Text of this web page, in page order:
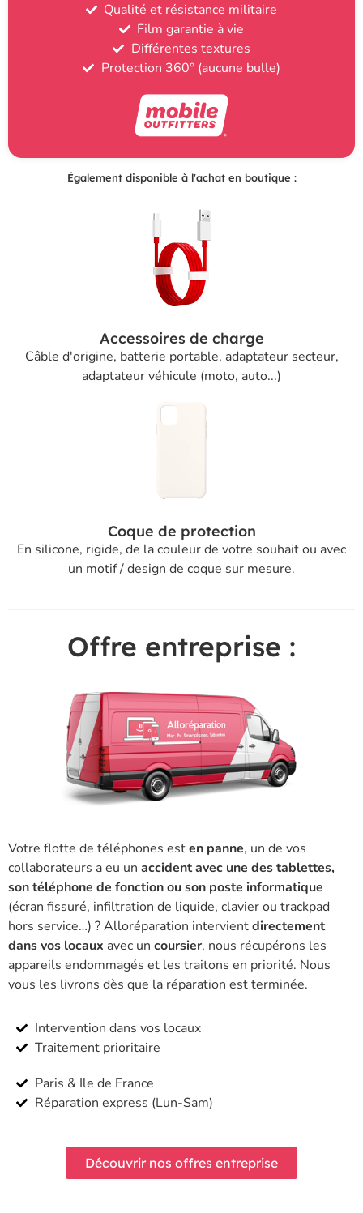
Qualité et résistance militaire
Film garantie à vie
Différentes textures
Protection 360° (aucune bulle)
Également disponible à l'achat en boutique :
Accessoires de charge
Câble d'origine, batterie portable, adaptateur secteur,
adaptateur véhicule (moto, auto...)
Coque de protection
En silicone, rigide, de la couleur de votre souhait ou avec
un motif / design de coque sur mesure.
Offre entreprise :
Votre flotte de téléphones esten panne, un de vos
collaborateurs a eu un accident avec une des tablettes,
son téléphone de fonction ou son poste informatique
(écran fissuré, infiltration de liquide, clavier ou trackpad
hors service…) ? Alloréparation intervientdirectement
dans vos locaux avec un coursier, nous récupérons les
appareils endommagés et les traitons en priorité. Nous
vous les livrons dès que la réparation est terminée.
Intervention dans vos locaux
Traitement prioritaire
Paris & Ile de France
Réparation express (Lun-Sam)
Découvrir nos offres entreprise